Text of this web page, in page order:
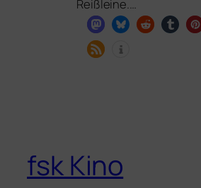
Reißleine.…
fsk Kino